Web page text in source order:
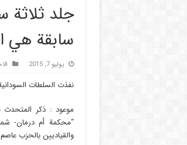
جلد ثلاثة
سابقة هي
يوليو 7, 2015
نفذت السلطات
موعود : ذكر المتحدث
“محكمة أم درمان-
والقياديين بالحزب